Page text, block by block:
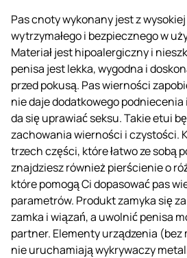
Pas cnoty wykonany jest z
wytrzymałego i bezpiecznego w
Materiał jest hipoalergiczny i
penisa jest lekka, wygodna i
przed pokusą. Pas wierności
nie daje dodatkowego podniecenia
da się uprawiać seksu. Takie etui
zachowania wierności i czystości.
trzech części, które łatwo ze sobą
znajdziesz również pierścienie o
które pomogą Ci dopasować pas
parametrów. Produkt zamyka się
zamka i wiązań, a uwolnić penisa
partner. Elementy urządzenia (bez
nie uruchamiają wykrywaczy